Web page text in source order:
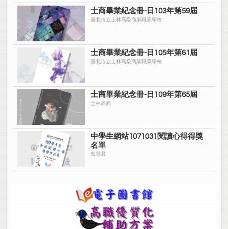
士商畢業紀念冊-日103年第59屆
臺北市立士林高級商業職業學校
士商畢業紀念冊-日105年第61屆
臺北市立士林高級商業職業學校
士商畢業紀念冊-日109年第65屆
士林高商
中學生網站1071031閱讀心得得獎
名單
曾慧君